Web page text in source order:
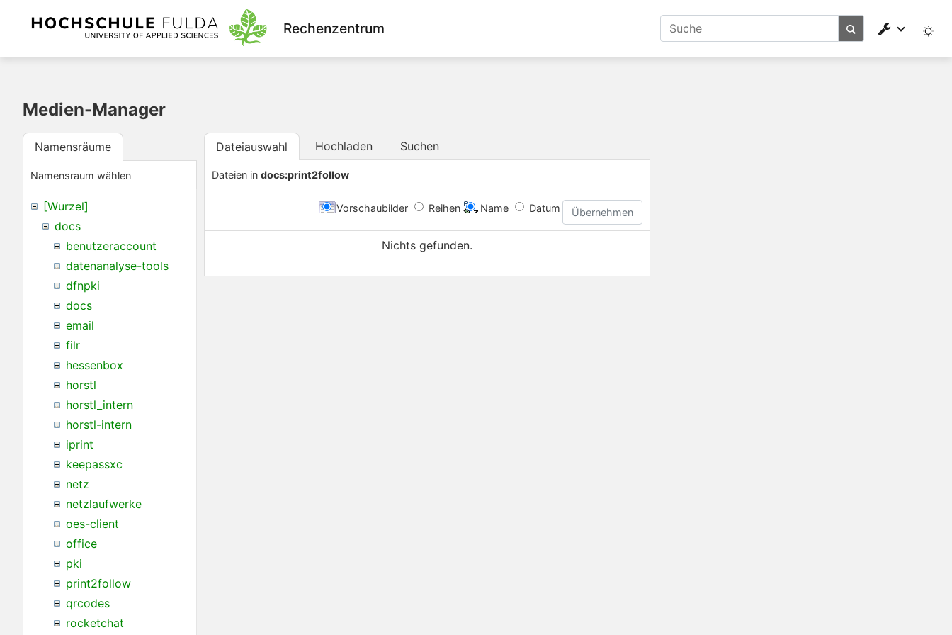
Rechenzentrum
Medien-Manager
Namensräume
Namensraum wählen
[Wurzel]
docs
benutzeraccount
datenanalyse-tools
dfnpki
docs
email
filr
hessenbox
horstl
horstl_intern
horstl-intern
iprint
keepassxc
netz
netzlaufwerke
oes-client
office
pki
print2follow
qrcodes
rocketchat
Dateiauswahl Hochladen Suchen
Dateien in docs:print2follow
Vorschaubilder Reihen Name Datum Übernehmen
Nichts gefunden.